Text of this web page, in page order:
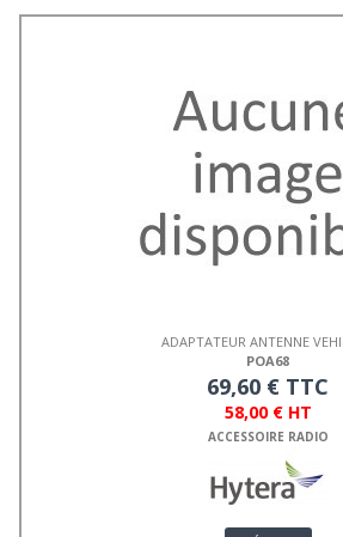
ADAPTATEUR ANTENNE
POA68
69,60 € TTC
58,00 € HT
ACCESSOIRE RADIO